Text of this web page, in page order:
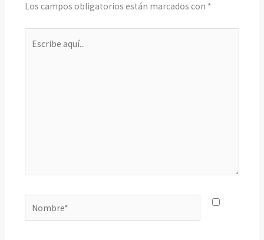
Los campos obligatorios están marcados con *
Nombre*